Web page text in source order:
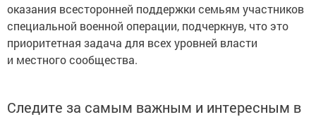
оказания всесторонней поддержки семьям участников
специальной военной операции, подчеркнув, что это
приоритетная задача для всех уровней власти
и местного сообщества.
Следите за самым важным и интересным в